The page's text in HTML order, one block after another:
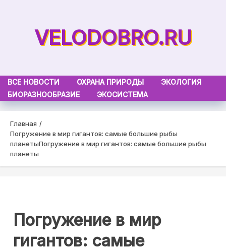
VELODOBRO.RU
ВСЕ НОВОСТИ ОХРАНА ПРИРОДЫ
ЭКОЛОГИЯ
БИОРАЗНООБРАЗИЕ
ЭКОСИСТЕМА
Главная
Погружение в мир гигантов: самые большие рыбы
планетыПогружение в мир гигантов: самые большие рыбы
планеты
Погружение в мир
гигантов: самые